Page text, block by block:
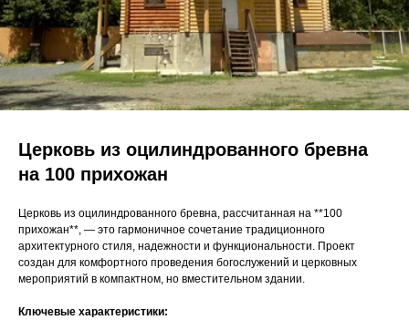
Церковь из оцилиндрованного бревна
на 100 прихожан
Церковь из оцилиндрованного бревна, рассчитанная на **100
прихожан**, — это гармоничное сочетание традиционного
архитектурного стиля, надежности и функциональности. Проект
создан для комфортного проведения богослужений и церковных
мероприятий в компактном, но вместительном здании.
Ключевые характеристики: